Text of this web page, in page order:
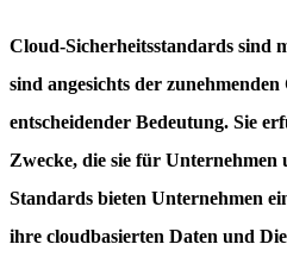
Cloud-Sicherheitsstandards sind
sind angesichts der
entscheidender Bedeutung. Sie
Zwecke, die sie für Unternehmen
Standards bieten Unternehmen
ihre cloudbasierten Daten und